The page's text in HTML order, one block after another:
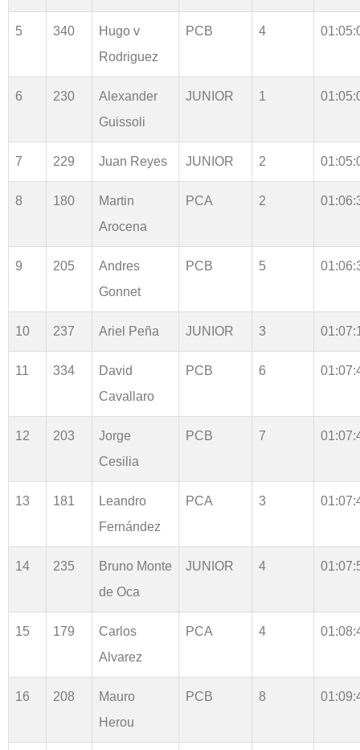
5 340
Hugo v
Rodriguez
PCB 4
6 230
Alexander
Guissoli
JUNIOR 1
7 229 Juan Reyes JUNIOR 2
8 180
Martin
Arocena
PCA 2
9 205
Andres
Gonnet
PCB 5
10 237 Ariel Peña JUNIOR 3
11 334
David
Cavallaro
PCB 6
12 203
Jorge
Cesilia
PCB 7
13 181
Leandro
Fernández
PCA 3
14 235
Bruno Monte
de Oca
JUNIOR 4
15 179
Carlos
Alvarez
PCA 4
16 208
Mauro
Herou
PCB 8